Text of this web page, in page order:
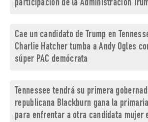
participación de la Administración
Cae un candidato de Trump en
Charlie Hatcher tumba a Andy Ogles
súper PAC demócrata
Tennessee tendrá su primera
republicana Blackburn gana la
para enfrentar a otra candidata mujer